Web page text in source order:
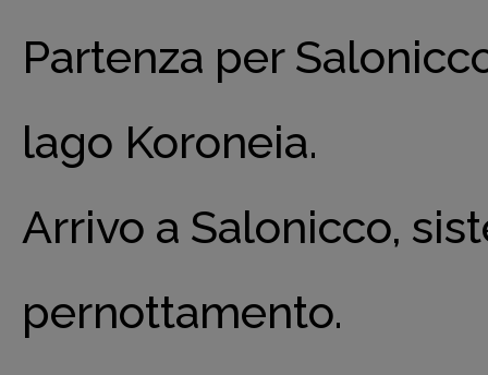
Partenza per
lago Koroneia.
Arrivo a Salonicco,
pernottamento.